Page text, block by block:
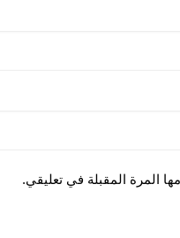
المرة المقبلة في تعليقي.